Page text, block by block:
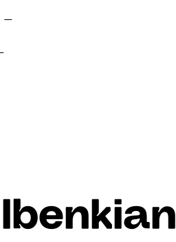
–